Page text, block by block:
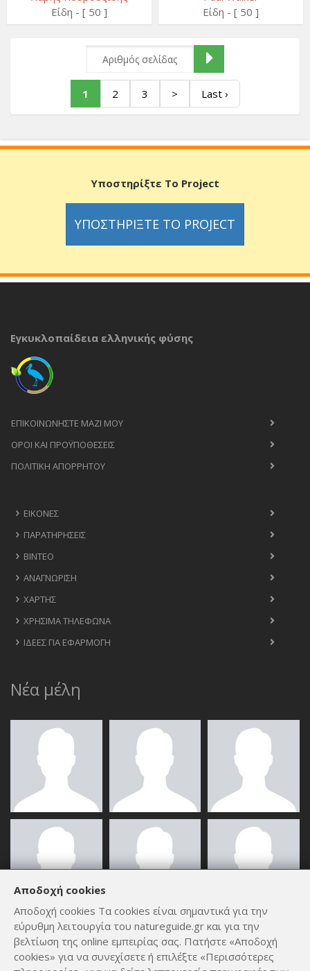
Είδη - [ 50 ]
Είδη - [ 50 ]
1 2 3 > Last ›
Υποστηρίξτε Το Project
ΥΠΟΣΤΗΡΊΞΤΕ ΤΟ PROJECT
Εγκυκλοπαίδεια ελληνικής φύσης
ΕΠΙΚΟΙΝΩΝΉΣΤΕ ΜΑΖΊ ΜΟΥ
ΟΡΟΙ ΚΑΙ ΠΡΟΫΠΟΘΈΣΕΙΣ
ΠΟΛΙΤΙΚΉ ΑΠΟΡΡΉΤΟΥ
ΕΙΚΌΝΕΣ
ΠΑΡΑΤΗΡΉΣΕΙΣ
ΒΊΝΤΕΟ
ΑΝΑΓΝΏΡΙΣΗ
ΧΆΡΤΗΣ
ΧΡΉΣΙΜΑ ΤΗΛΈΦΩΝΑ
ΙΔΈΕΣ ΓΙΑ ΕΦΑΡΜΟΓΉ
Νέα μέλη
ΟΛΑ ΤΑ ΜΈΛΗ
Αποδοχή cookies
Αποδοχή cookies Τα cookies είναι σημαντικά για την
εύρυθμη λειτουργία του natureguide.gr και για την
βελτίωση της online εμπειρίας σας. Πατήστε «Αποδοχή
cookies» για να συνεχίσετε ή επιλέξτε «Περισσότερες